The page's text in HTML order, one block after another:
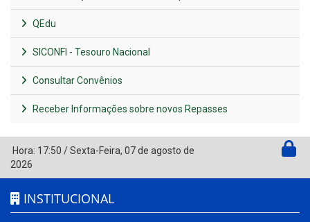
QEdu
SICONFI - Tesouro Nacional
Consultar Convênios
Receber Informações sobre novos Repasses
Hora: 17:50 /Sexta-Feira, 07 de agosto de
2026
INSTITUCIONAL